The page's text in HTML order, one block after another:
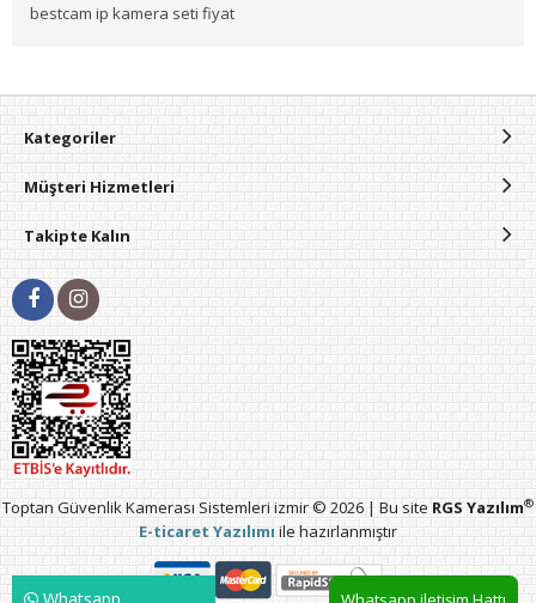
bestcam ip kamera seti fiyat
Kategoriler
Müşteri Hizmetleri
Takipte Kalın
Toptan Güvenlik Kamerası Sistemleri izmir © 2026 | Bu site RGS Yazılım®
E-ticaret Yazılımı ile hazırlanmıştır